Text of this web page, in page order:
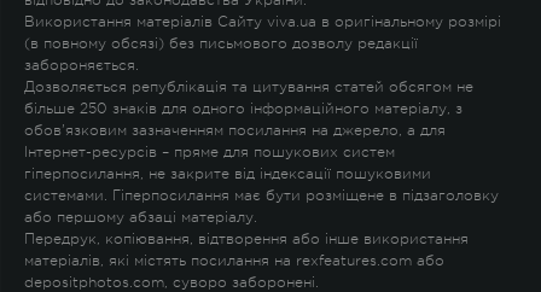
Використання матеріалів Сайту viva.ua в оригінальному розмірі
(в повному обсязі) без письмового дозволу редакції
забороняється.
Дозволяється републікація та цитування статей обсягом не
більше 250 знаків для одного інформаційного матеріалу, з
обов'язковим зазначенням посилання на джерело, а для
Інтернет-ресурсів – пряме для пошукових систем
гіперпосилання, не закрите від індексації пошуковими
системами. Гіперпосилання має бути розміщене в підзаголовку
або першому абзаці матеріалу.
Передрук, копіювання, відтворення або інше використання
матеріалів, які містять посилання на rexfeatures.com або
depositphotos.com, суворо заборонені.